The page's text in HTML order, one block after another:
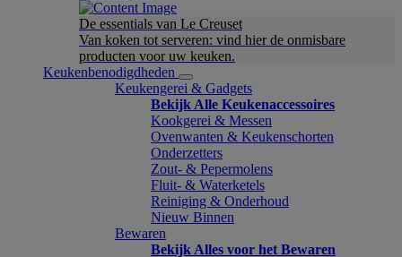
De essentials van Le Creuset
Van koken tot serveren: vind hier de onmisbare
producten voor uw keuken.
Keukenbenodigdheden
Keukengerei & Gadgets
Bekijk Alle Keukenaccessoires
Kookgerei & Messen
Ovenwanten & Keukenschorten
Onderzetters
Zout- & Pepermolens
Fluit- & Waterketels
Reiniging & Onderhoud
Nieuw Binnen
Bewaren
Bekijk Alles voor het Bewaren